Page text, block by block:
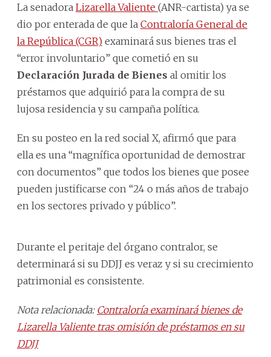
La senadora Lizarella Valiente (ANR-cartista) ya se
dio por enterada de que la Contraloría General de
la República (CGR) examinará sus bienes tras el
“error involuntario” que cometió en su
Declaración Jurada de Bienes al omitir los
préstamos que adquirió para la compra de su
lujosa residencia y su campaña política.
En su posteo en la red social X, afirmó que para
ella es una “magnífica oportunidad de demostrar
con documentos” que todos los bienes que posee
pueden justificarse con “24 o más años de trabajo
en los sectores privado y público”.
Durante el peritaje del órgano contralor, se
determinará si su DDJJ es veraz y si su crecimiento
patrimonial es consistente.
Nota relacionada: Contraloría examinará bienes de
Lizarella Valiente tras omisión de préstamos en su
DDJJ